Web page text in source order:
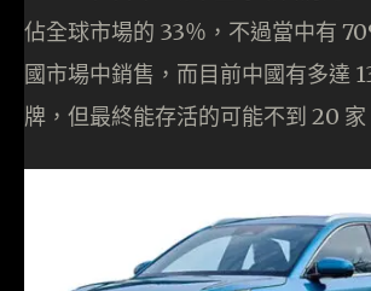
佔全球市場的 33％，不過當中有
國市場中銷售，而目前中國有多達
牌，但最終能存活的可能不到 20 家